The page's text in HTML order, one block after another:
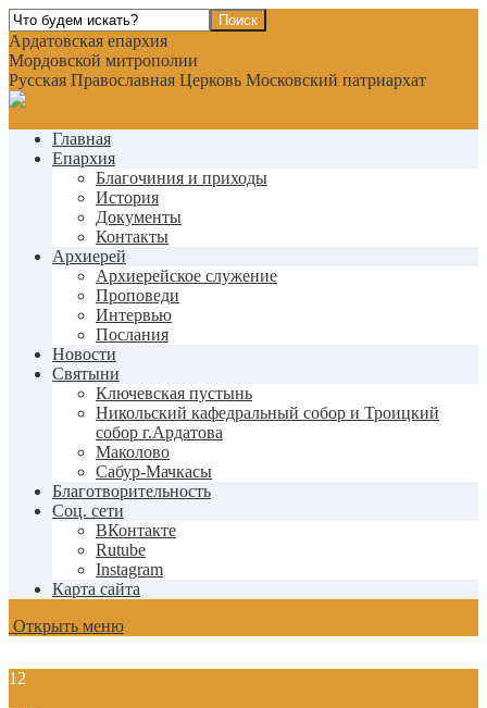
Ардатовская епархия
Мордовской митрополии
Русская Православная Церковь Московский патриархат
Главная
Епархия
Благочиния и приходы
История
Документы
Контакты
Архиерей
Архиерейское служение
Проповеди
Интервью
Послания
Новости
Святыни
Ключевская пустынь
Никольский кафедральный собор и Троицкий
собор г.Ардатова
Маколово
Сабур-Мачкасы
Благотворительность
Соц. сети
ВКонтакте
Rutube
Instagram
Карта сайта
Открыть меню
12